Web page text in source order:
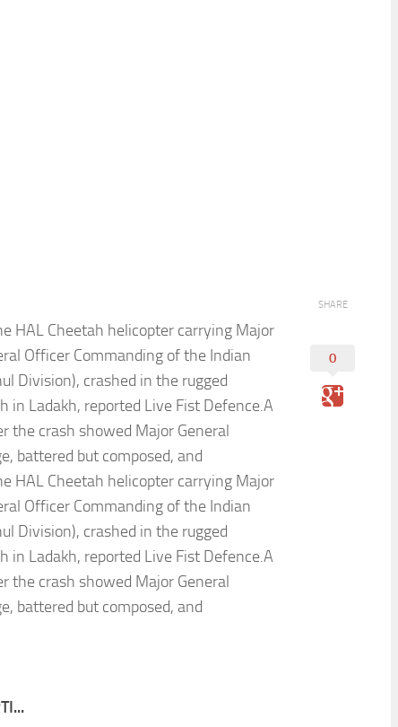
HAL Cheetah helicopter carrying Major
Officer Commanding of the Indian
Division), crashed in the rugged
in Ladakh, reported Live Fist Defence.A
the crash showed Major General
battered but composed, and
HAL Cheetah helicopter carrying Major
Officer Commanding of the Indian
Division), crashed in the rugged
in Ladakh, reported Live Fist Defence.A
the crash showed Major General
battered but composed, and
SHARE
0